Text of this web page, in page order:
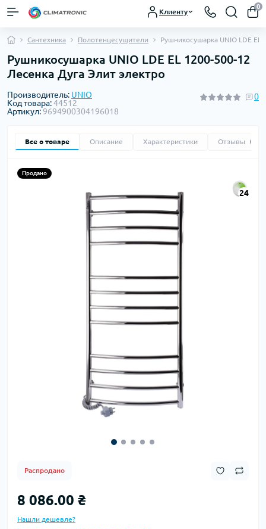
Клиенту
0
Сантехника Полотенцесущители Рушникосушарка UNIO LDE EL
Рушникосушарка UNIO LDE EL 1200-500-12
Лесенка Дуга Элит электро
Производитель: UNIO
Код товара:44512
Артикул: 9694900304196018
0
Все о товаре Описание Характеристики Отзывы
Продано
24
Распродано
8 086.00 ₴
Нашли дешевле?